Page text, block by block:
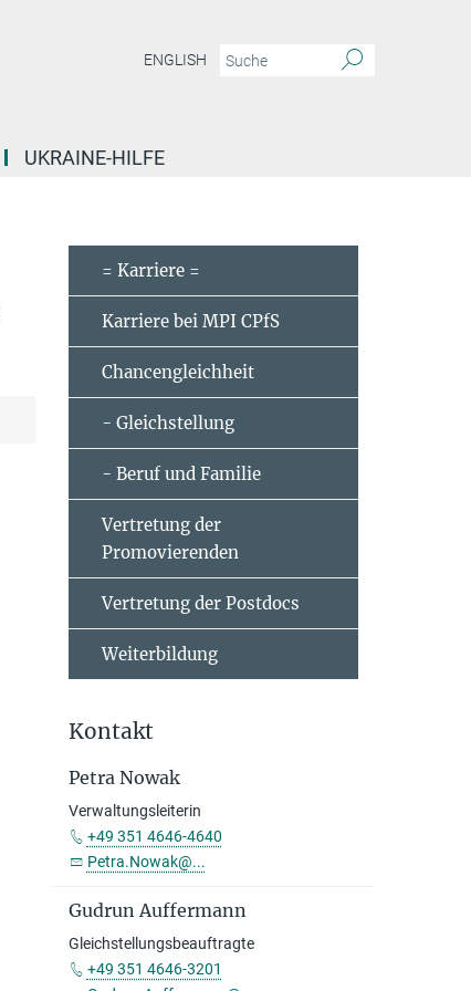
ENGLISH
UKRAINE-HILFE
= Karriere =
Karriere bei MPI CPfS
Chancengleichheit
- Gleichstellung
- Beruf und Familie
Vertretung der
Promovierenden
Vertretung der Postdocs
Weiterbildung
Kontakt
Petra Nowak
Verwaltungsleiterin
+49 351 4646-4640
Petra.Nowak@...
Gudrun Auffermann
Gleichstellungsbeauftragte
+49 351 4646-3201